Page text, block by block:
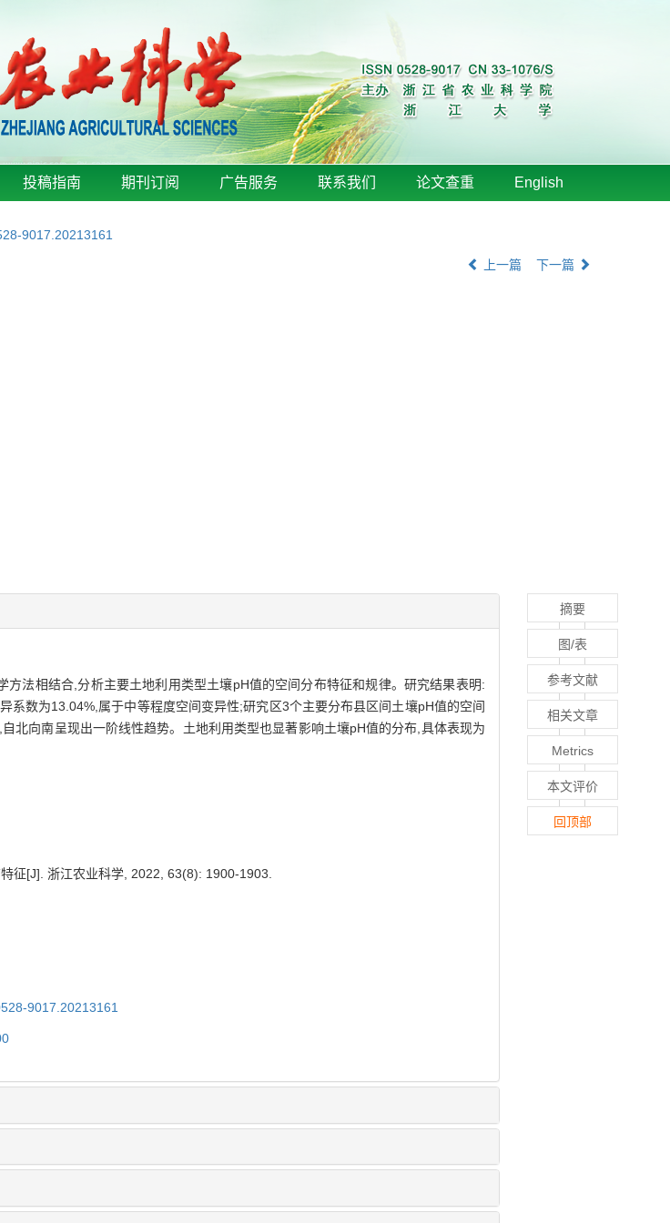
投稿指南 期刊订阅 广告服务 联系我们 论文查重 English
9017.20213161
上一篇 下一篇
法相结合,分析主要土地利用类型土壤pH值的空间分布特征和规律。研究结果表明:
数为13.04%,属于中等程度空间变异性;研究区3个主要分布县区间土壤pH值的空间
北向南呈现出一阶线性趋势。土地利用类型也显著影响土壤pH值的分布,具体表现为
征[J]. 浙江农业科学, 2022, 63(8): 1900-1903.
9017.20213161
摘要
图/表
参考文献
相关文章
Metrics
本文评价
回顶部